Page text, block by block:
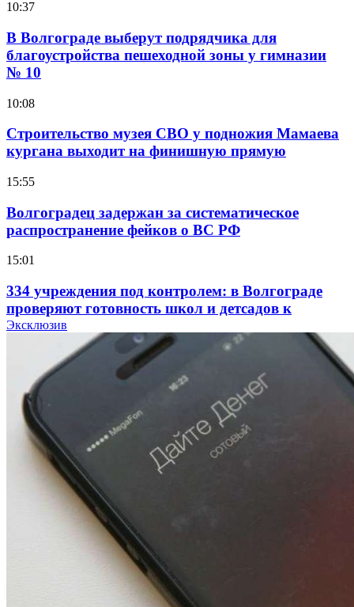
10:37
В Волгограде выберут подрядчика для
благоустройства пешеходной зоны у гимназии
№ 10
10:08
Строительство музея СВО у подножия Мамаева
кургана выходит на финишную прямую
15:55
Волгоградец задержан за систематическое
распространение фейков о ВС РФ
15:01
334 учреждения под контролем: в Волгограде
проверяют готовность школ и детсадов к
учебному году
Покушение на убийство в Волгограде: девушка
напала на незнакомую женщину с ножом
12:39
Сладкий праздник в Волгограде: в Центральном
парке прошёл фестиваль „Арбузный переполох“
Волгоградские компании нарастили экспорт:
заключены контракты на 3,6 млн долларов
Эксклюзив